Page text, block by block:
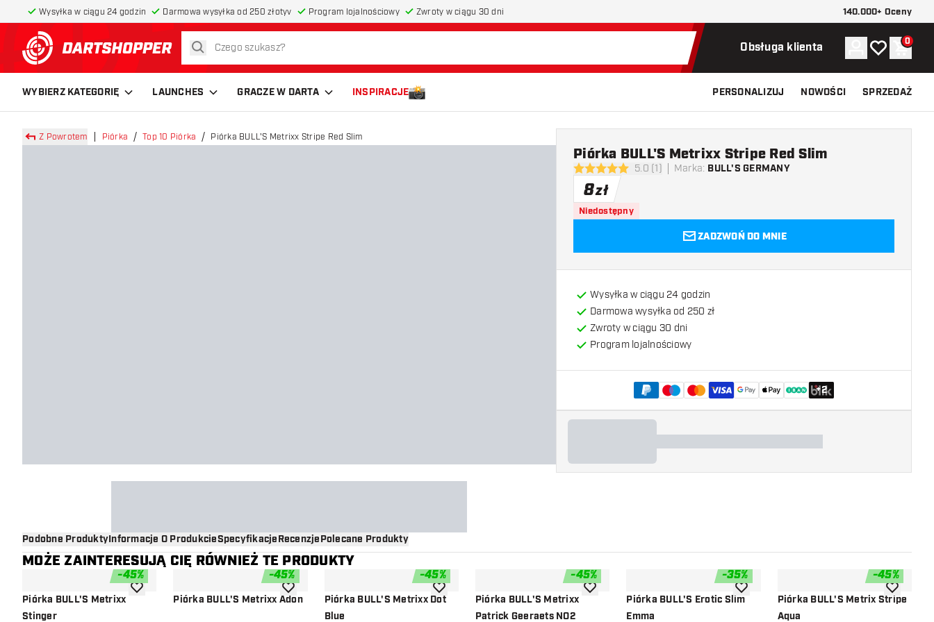
Wysyłka w ciągu 24 godzin Darmowa wysyłka od 250 złotyv Program lojalnościowy Zwroty w ciągu 30 dni 140.000+ Oceny
powrót do strony głównej
szukaj Obsługa klienta Konto
Moja listaKoszyk
0
WYBIERZ KATEGORIĘ LAUNCHES GRACZE W DARTA INSPIRACJE PERSONALIZUJ NOWOŚCI SPRZEDAŻ
Z Powrotem Piórka Top 10 Piórka Piórka BULL'S Metrixx Stripe Red Slim
5 gwiazdki oceny5.0 (1) Marka: BULL'S GERMANY
Piórka BULL'S Metrixx Stripe Red Slim
8zł
Niedostępny
ZADZWOŃ DO MNIE
Wysyłka w ciągu 24 godzin
Darmowa wysyłka od 250 zł
Zwroty w ciągu 30 dni
Program lojalnościowy
+2
Podobne ProduktyInformacje O ProdukcieSpecyfikacjeRecenzjePolecane Produkty
MOŻE ZAINTERESUJĄ CIĘ RÓWNIEŻ TE PRODUKTY
-45%
Piórka BULL'S Metrixx
Stinger
dodaj do listy życzeń
-45%
Piórka BULL'S Metrixx Adondodaj do listy życzeń
-45%
Piórka BULL'S Metrixx Dot
Blue
dodaj do listy życzeń
-45%
Piórka BULL'S Metrixx
Patrick Geeraets NO2
dodaj do listy życzeń
-35%
Piórka BULL'S Erotic Slim
Emma
dodaj do listy życzeń
-45%
Piórka BULL'S Metrix Stripe
Aqua
dodaj do